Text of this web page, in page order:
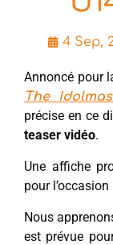
4 Sep,
Annoncé pour
The
précise en ce
teaser vidéo.
Une affiche
pour l’occasion
Nous
est prévue